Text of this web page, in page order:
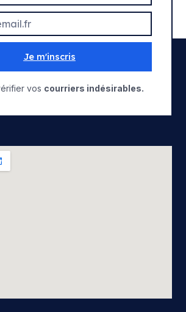
Je m'inscris
vos courriers indésirables.